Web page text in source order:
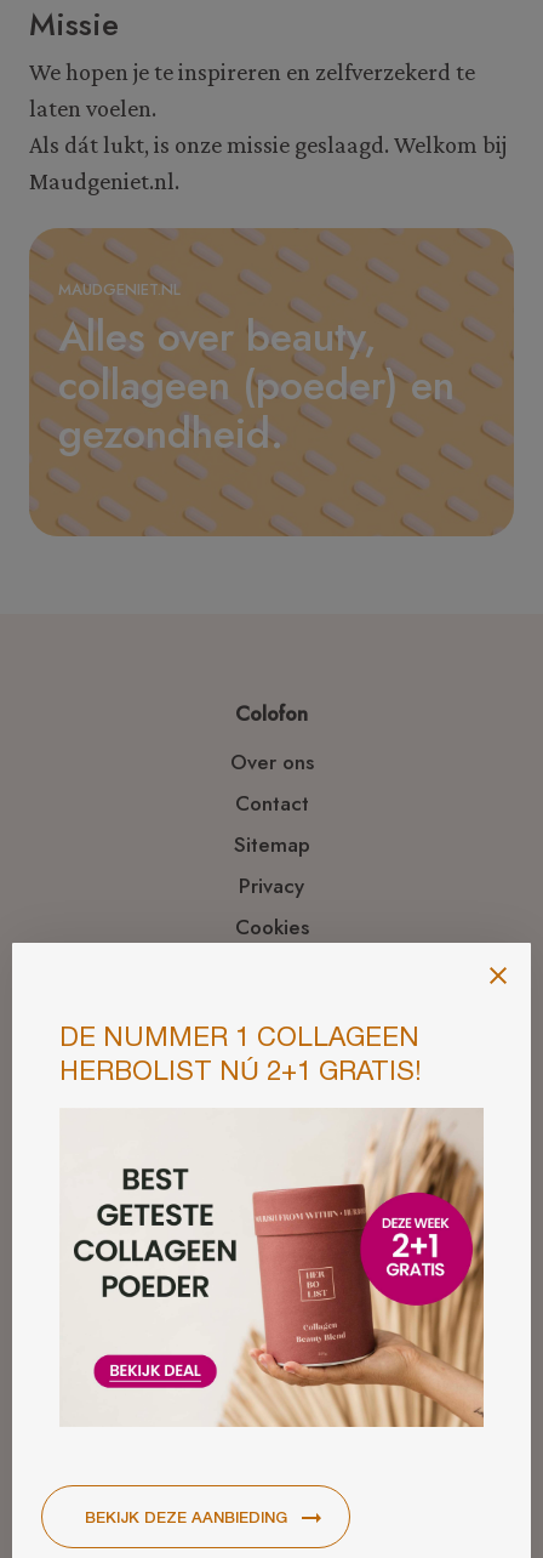
Missie
We hopen je te inspireren en zelfverzekerd te
laten voelen.
Als dát lukt, is onze missie geslaagd. Welkom bij
Maudgeniet.nl.
MAUDGENIET.NL
Alles over beauty,
collageen (poeder) en
gezondheid.
Colofon
Over ons
Contact
Sitemap
Privacy
Cookies
Gezond blijven
Mattisson Alkagreens
Kurkuma gezond
Omega 3 tekort
CBD olie slapen
Calcium tekort
Maud's tips
Beauty